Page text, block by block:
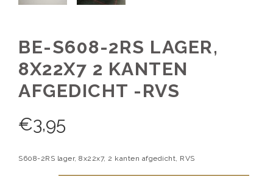
BE-S608-2RS LAGER,
8X22X7 2 KANTEN
AFGEDICHT -RVS
€3,95
S608-2RS lager, 8x22x7, 2 kanten afgedicht, RVS